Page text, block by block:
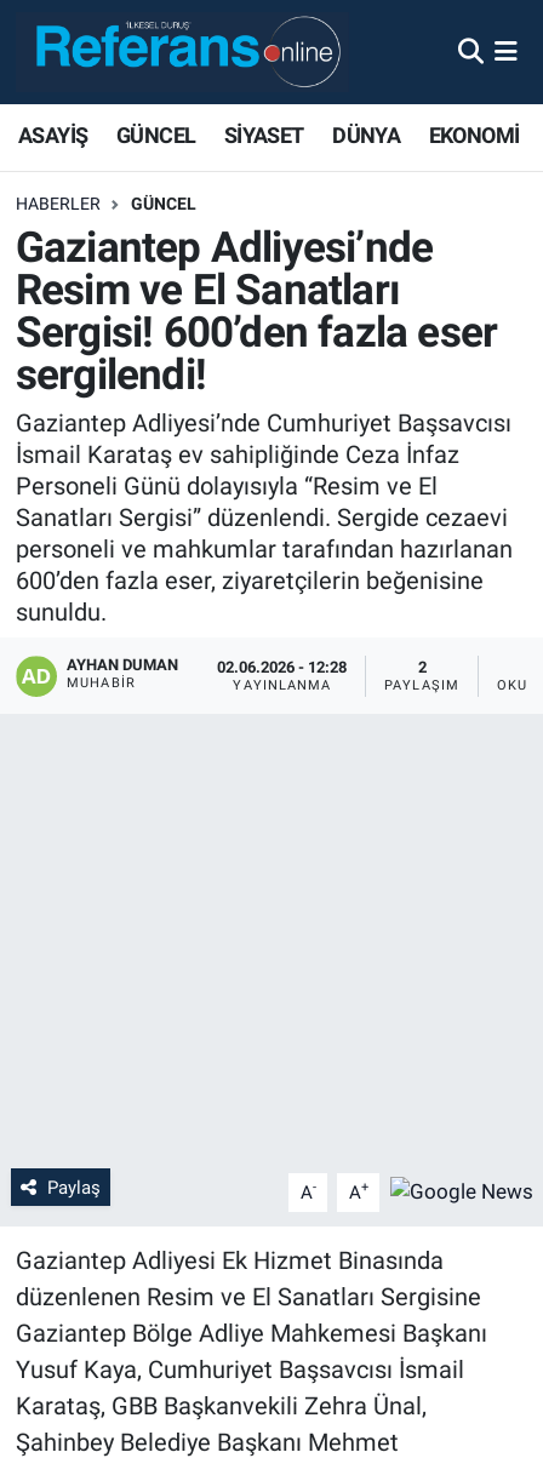
ASAYİŞ GÜNCEL SİYASET DÜNYA EKONOMİ
HABERLER GÜNCEL
Gaziantep Adliyesi’nde
Resim ve El Sanatları
Sergisi! 600’den fazla eser
sergilendi!
Gaziantep Adliyesi’nde Cumhuriyet Başsavcısı
İsmail Karataş ev sahipliğinde Ceza İnfaz
Personeli Günü dolayısıyla “Resim ve El
Sanatları Sergisi” düzenlendi. Sergide cezaevi
personeli ve mahkumlar tarafından hazırlanan
600’den fazla eser, ziyaretçilerin beğenisine
sunuldu.
AYHAN DUMAN
MUHABIR
02.06.2026 - 12:28
YAYINLANMA
2
PAYLAŞIM
Paylaş A- A+
Gaziantep Adliyesi Ek Hizmet Binasında
düzenlenen Resim ve El Sanatları Sergisine
Gaziantep Bölge Adliye Mahkemesi Başkanı
Yusuf Kaya, Cumhuriyet Başsavcısı İsmail
Karataş, GBB Başkanvekili Zehra Ünal,
Şahinbey Belediye Başkanı Mehmet